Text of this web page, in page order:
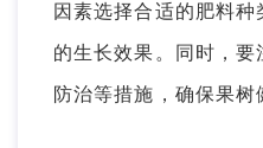
因素选择合适的肥料
的生长效果。同时，
防治等措施，确保果树